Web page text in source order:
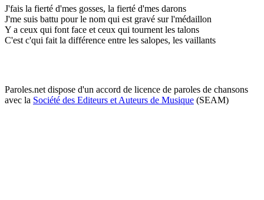
J'fais la fierté d'mes gosses, la fierté d'mes darons
J'me suis battu pour le nom qui est gravé sur l'médaillon
Y a ceux qui font face et ceux qui tournent les talons
C'est c'qui fait la différence entre les salopes, les vaillants
Paroles.net dispose d'un accord de licence de paroles de chansons
avec la Société des Editeurs et Auteurs de Musique (SEAM)